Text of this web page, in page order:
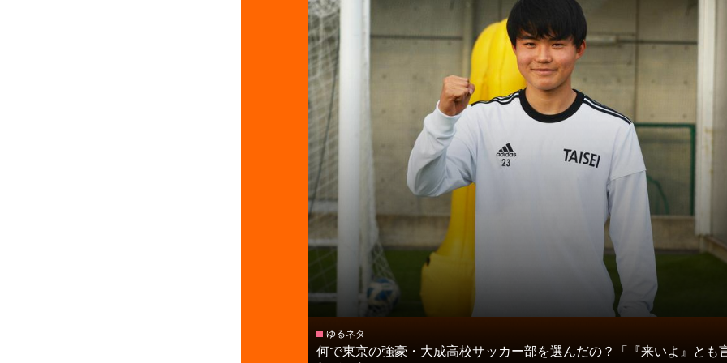
ゆるネタ
何で東京の強豪・大成高校サッカー部を選んだの？「『来いよ』とも